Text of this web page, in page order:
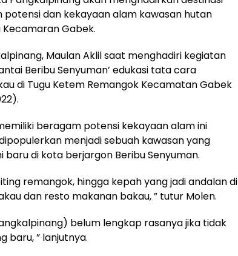
dan kekayaan alam kawasan hutan
Gabek.
Maulan Aklil saat menghadiri kegiatan
Beribu Senyuman’ edukasi tata cara
di Tugu Ketem Remangok Kecamatan Gabek
beragam potensi kekayaan alam ini
menjadi sebuah kawasan yang
di kota berjargon Beribu Senyuman.
remangok, hingga kepah yang jadi andalan di
dan resto makanan bakau, ” tutur Molen.
belum lengkap rasanya jika tidak
baru, ” lanjutnya.